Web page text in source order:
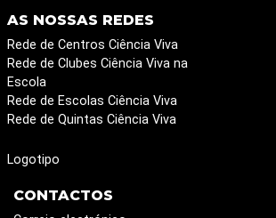
AS NOSSAS REDES
Rede de Centros Ciência Viva
Rede de Clubes Ciência Viva na
Escola
Rede de Escolas Ciência Viva
Rede de Quintas Ciência Viva
Logotipo
CONTACTOS